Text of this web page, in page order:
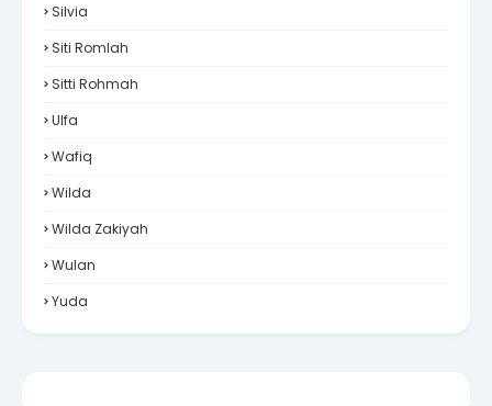
Silvia
Siti Romlah
Sitti Rohmah
Ulfa
Wafiq
Wilda
Wilda Zakiyah
Wulan
Yuda